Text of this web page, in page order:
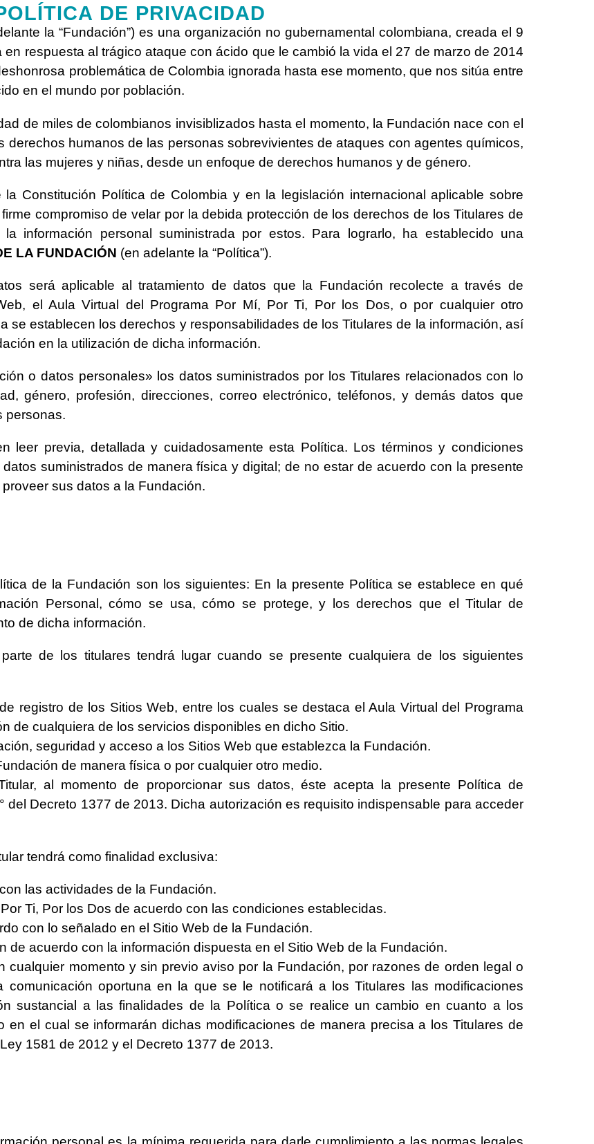
DE PRIVACIDAD
la “Fundación”) es una organización no gubernamental colombiana, creada el 9
respuesta al trágico ataque con ácido que le cambió la vida el 27 de marzo de 2014
problemática de Colombia ignorada hasta ese momento, que nos sitúa entre
en el mundo por población.
de miles de colombianos invisiblizados hasta el momento, la Fundación nace con el
derechos humanos de las personas sobrevivientes de ataques con agentes químicos,
las mujeres y niñas, desde un enfoque de derechos humanos y de género.
Constitución Política de Colombia y en la legislación internacional aplicable sobre
compromiso de velar por la debida protección de los derechos de los Titulares de
información personal suministrada por estos. Para lograrlo, ha establecido una
LA FUNDACIÓN (en adelante la “Política”).
será aplicable al tratamiento de datos que la Fundación recolecte a través de
el Aula Virtual del Programa Por Mí, Por Ti, Por los Dos, o por cualquier otro
se establecen los derechos y responsabilidades de los Titulares de la información, así
en la utilización de dicha información.
o datos personales» los datos suministrados por los Titulares relacionados con lo
género, profesión, direcciones, correo electrónico, teléfonos, y demás datos que
personas.
leer previa, detallada y cuidadosamente esta Política. Los términos y condiciones
suministrados de manera física y digital; de no estar de acuerdo con la presente
sus datos a la Fundación.
de la Fundación son los siguientes: En la presente Política se establece en qué
Personal, cómo se usa, cómo se protege, y los derechos que el Titular de
de dicha información.
de los titulares tendrá lugar cuando se presente cualquiera de los siguientes
registro de los Sitios Web, entre los cuales se destaca el Aula Virtual del Programa
de cualquiera de los servicios disponibles en dicho Sitio.
seguridad y acceso a los Sitios Web que establezca la Fundación.
de manera física o por cualquier otro medio.
al momento de proporcionar sus datos, éste acepta la presente Política de
del Decreto 1377 de 2013. Dicha autorización es requisito indispensable para acceder
tendrá como finalidad exclusiva:
las actividades de la Fundación.
Ti, Por los Dos de acuerdo con las condiciones establecidas.
con lo señalado en el Sitio Web de la Fundación.
de acuerdo con la información dispuesta en el Sitio Web de la Fundación.
cualquier momento y sin previo aviso por la Fundación, por razones de orden legal o
comunicación oportuna en la que se le notificará a los Titulares las modificaciones
sustancial a las finalidades de la Política o se realice un cambio en cuanto a los
en el cual se informarán dichas modificaciones de manera precisa a los Titulares de
1581 de 2012 y el Decreto 1377 de 2013.